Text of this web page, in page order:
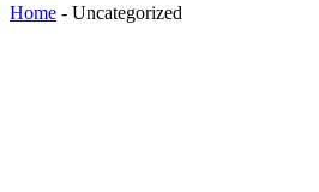
Home - Uncategorized